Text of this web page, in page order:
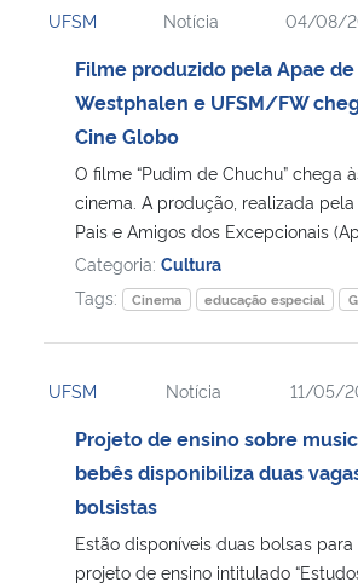
Ministério da Cidadania
Ministério da Saúde
Ministério de Minas e Energia
Ministério da Ciência, Tecnologia, Inovações e
Ministério do Meio Ambiente
Ministério do Turismo
Ministério do Desenvolvimento Regional
Controladoria-Geral da União
Ministério da Mulher, da Família e dos Direitos
UFSM Notícia 04/08/
Filme produzido pela Apae
Westphalen e UFSM/FW
Cine Globo
O filme “Pudim de Chuchu” chega
cinema. A produção, realizada
Pais e Amigos dos Excepcionais
Categoria: Cultura
Tags:
Cinema educação especial
UFSM Notícia 11/05/
Projeto de ensino sobre
bebês disponibiliza duas
bolsistas
Estão disponíveis duas bolsas
projeto de ensino intitulado